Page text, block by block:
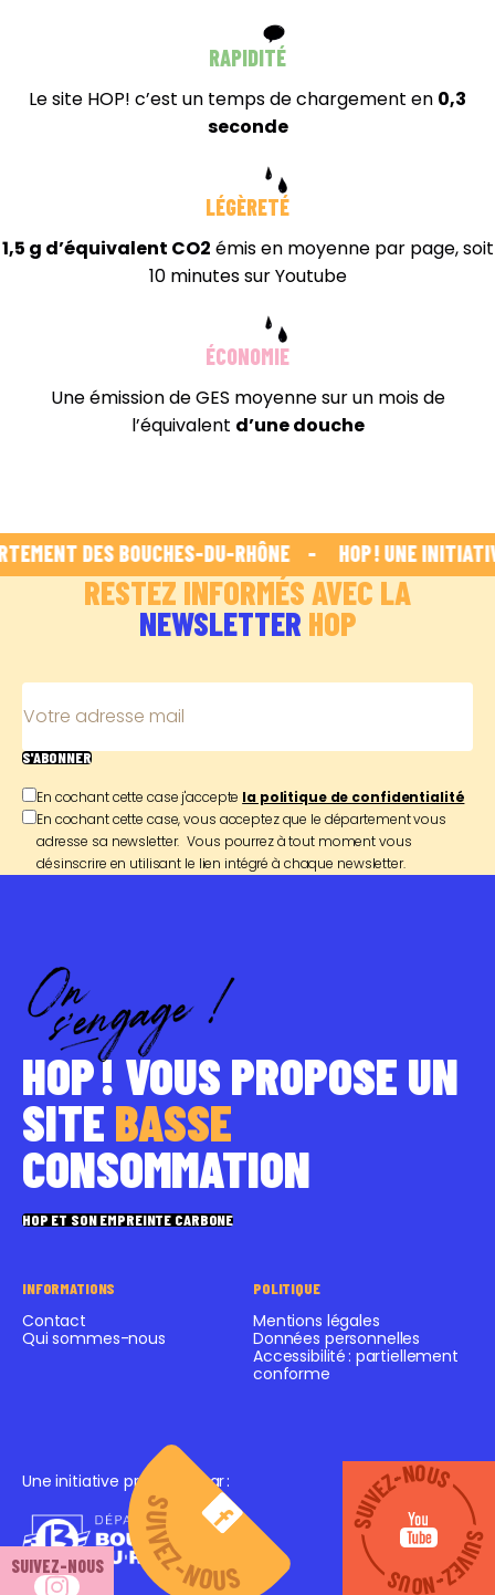
RAPIDITÉ
Le site HOP! c’est un temps de chargement en 0,3
seconde
LÉGÈRETÉ
1,5 g d’équivalent CO2 émis en moyenne par page, soit
10 minutes sur Youtube
ÉCONOMIE
Une émission de GES moyenne sur un mois de
l’équivalent d’une douche
DES BOUCHES-DU-RHÔNE    - HOP ! UNE
RESTEZ INFORMÉS AVEC LA
NEWSLETTER HOP
Votre adresse mail
S'ABONNER
En cochant cette case j'accepte la politique de confidentialité
En cochant cette case, vous acceptez que le département vous
adresse sa newsletter. Vous pourrez à tout moment vous
désinscrire en utilisant le lien intégré à chaque newsletter.
HOP ! VOUS PROPOSE UN
SITE BASSE
CONSOMMATION
HOP ET SON EMPREINTE CARBONE
INFORMATIONS
Contact
Qui sommes-nous
POLITIQUE
Mentions légales
Données personnelles
Accessibilité : partiellement
conforme
Une initiative proposée par:
SUIVEZ-NOUS SUIVEZ-NOUS SUIVEZ-NOUS
SUIVEZ-NOUS
SUIVEZ-NOUS
SUIVEZ-NOUS